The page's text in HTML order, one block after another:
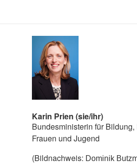
Karin Prien (sie/ihr)
Bundesministerin für
Frauen und Jugend
(Bildnachweis: Dominik